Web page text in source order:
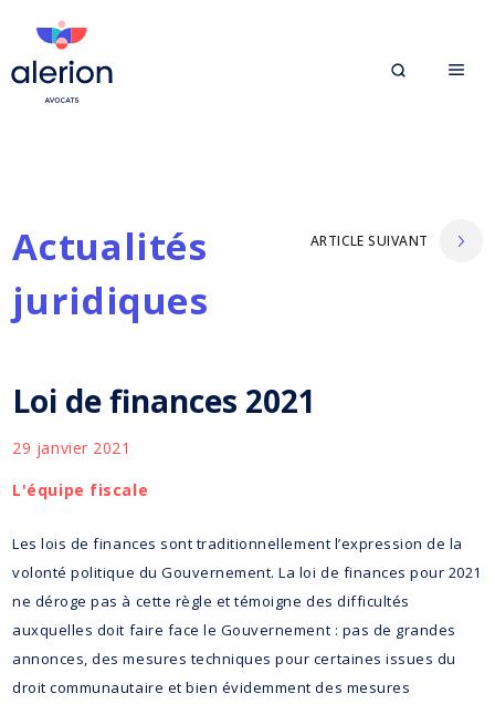
Actualités
juridiques
ARTICLE SUIVANT
Loi de finances 2021
29 janvier 2021
L'équipe fiscale
Les lois de finances sont traditionnellement l’expression de la
volonté politique du Gouvernement. La loi de finances pour 2021
ne déroge pas à cette règle et témoigne des difficultés
auxquelles doit faire face le Gouvernement : pas de grandes
annonces, des mesures techniques pour certaines issues du
droit communautaire et bien évidemment des mesures